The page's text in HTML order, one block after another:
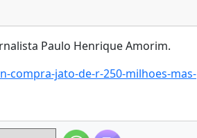
Paulo Henrique Amorim.
compra-jato-de-r-250-milhoes-mas-